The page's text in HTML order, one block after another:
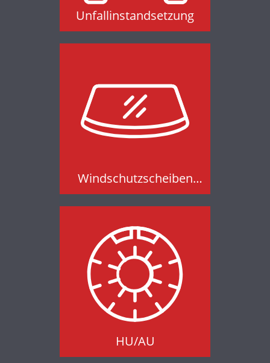
Unfallinstandsetzung
Windschutzscheiben
Ersatz und Reparatur
Windschutzscheiben
Ersatz und Reparatur
HU/AU
HU/AU